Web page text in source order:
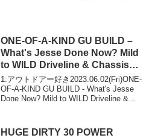
ONE-OF-A-KIND GU BUILD –
What's Jesse Done Now? Mild
to WILD Driveline & Chassis
Transformation
1:アウトドアー好き2023.06.02(Fri)ONE-
OF-A-KIND GU BUILD - What's Jesse
Done Now? Mild to WILD Driveline &
HUGE DIRTY 30 POWER